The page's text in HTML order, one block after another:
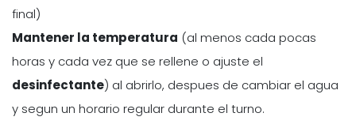
final)
Mantener la temperatura (al menos cada pocas
horas y cada vez que se rellene o ajuste el
desinfectante) al abrirlo, despues de cambiar el agua
y segun un horario regular durante el turno.